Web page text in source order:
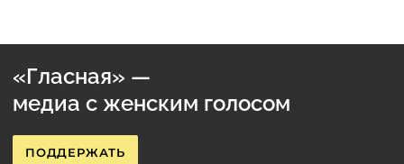
«Гласная» —
медиа с женским голосом
ПОДДЕРЖАТЬ